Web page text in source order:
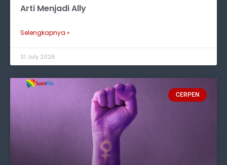
Arti Menjadi Ally
Selengkapnya »
31 July 2026
CERPEN